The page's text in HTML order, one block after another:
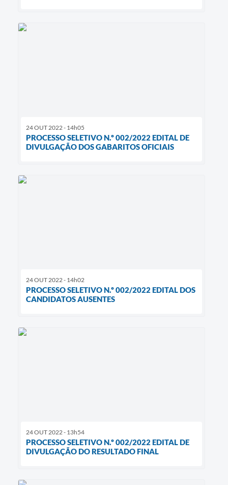
24 OUT 2022 - 14h05
PROCESSO SELETIVO N.º 002/2022 EDITAL DE
DIVULGAÇÃO DOS GABARITOS OFICIAIS
24 OUT 2022 - 14h02
PROCESSO SELETIVO N.º 002/2022 EDITAL DOS
CANDIDATOS AUSENTES
24 OUT 2022 - 13h54
PROCESSO SELETIVO N.º 002/2022 EDITAL DE
DIVULGAÇÃO DO RESULTADO FINAL